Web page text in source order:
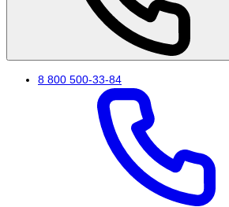
8 800 500-33-84